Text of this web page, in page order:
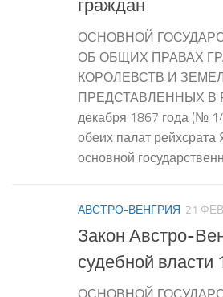
граждан
ОСНОВНОЙ
ОБ ОБЩИХ ПРАВАХ
КОРОЛЕВСТВ И
ПРЕДСТАВЛЕННЫХ В
декабря 1867 года (№
обеих палат
основной
АВСТРО-ВЕНГРИЯ 21
Закон Австро-
судебной власти